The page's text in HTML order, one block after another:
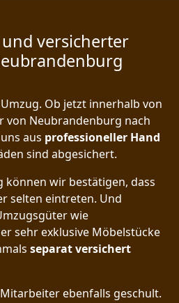
versicherter
Ob jetzt innerhalb von
von Neubrandenburg nach
aus professioneller Hand
sind abgesichert.
können wir bestätigen, dass
selten eintreten. Und
wie
sehr exklusive Möbelstücke
separat versichert
ebenfalls geschult.